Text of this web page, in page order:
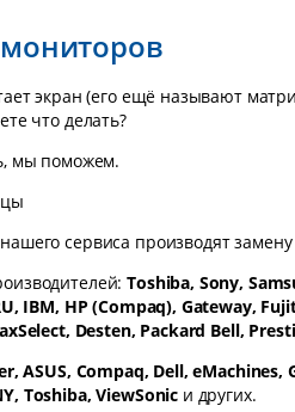
экран (его ещё называют
что делать?
мы поможем.
сервиса производят
Toshiba, Sony,
IBM, HP (Compaq), Gateway,
Desten, Packard Bell,
ASUS, Compaq, Dell, eMachines,
Toshiba, ViewSonic и других.